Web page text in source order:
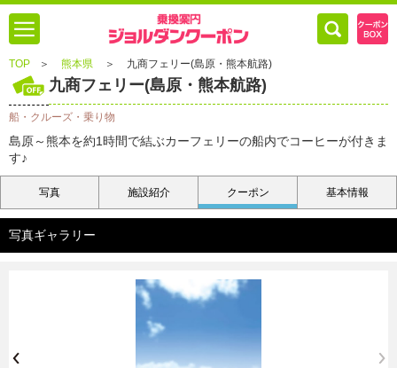
TOP ＞ 熊本県 ＞ 九商フェリー(島原・熊本航路)
九商フェリー(島原・熊本航路)
船・クルーズ・乗り物
島原～熊本を約1時間で結ぶカーフェリーの船内でコーヒーが付きま
す♪
写真 施設紹介 クーポン 基本情報
写真ギャラリー